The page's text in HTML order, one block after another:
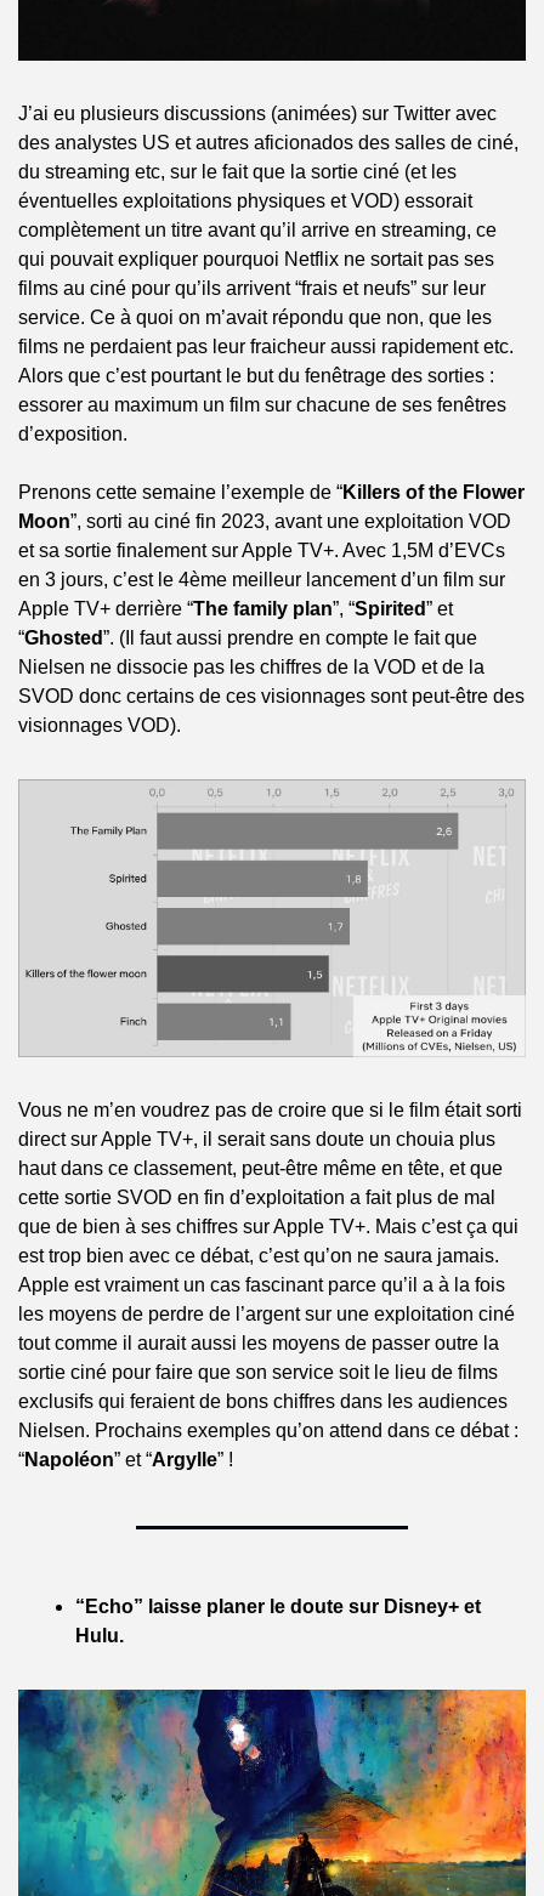
J’ai eu plusieurs discussions (animées) sur Twitter avec
des analystes US et autres aficionados des salles de ciné,
du streaming etc, sur le fait que la sortie ciné (et les
éventuelles exploitations physiques et VOD) essorait
complètement un titre avant qu’il arrive en streaming, ce
qui pouvait expliquer pourquoi Netflix ne sortait pas ses
films au ciné pour qu’ils arrivent “frais et neufs” sur leur
service. Ce à quoi on m’avait répondu que non, que les
films ne perdaient pas leur fraicheur aussi rapidement etc.
Alors que c’est pourtant le but du fenêtrage des sorties :
essorer au maximum un film sur chacune de ses fenêtres
d’exposition.
Prenons cette semaine l’exemple de “Killers of the Flower
Moon”, sorti au ciné fin 2023, avant une exploitation VOD
et sa sortie finalement sur Apple TV+. Avec 1,5M d’EVCs
en 3 jours, c’est le 4ème meilleur lancement d’un film sur
Apple TV+ derrière “The family plan”, “Spirited” et
“Ghosted”. (Il faut aussi prendre en compte le fait que
Nielsen ne dissocie pas les chiffres de la VOD et de la
SVOD donc certains de ces visionnages sont peut-être des
visionnages VOD).
Vous ne m’en voudrez pas de croire que si le film était sorti
direct sur Apple TV+, il serait sans doute un chouia plus
haut dans ce classement, peut-être même en tête, et que
cette sortie SVOD en fin d’exploitation a fait plus de mal
que de bien à ses chiffres sur Apple TV+. Mais c’est ça qui
est trop bien avec ce débat, c’est qu’on ne saura jamais.
Apple est vraiment un cas fascinant parce qu’il a à la fois
les moyens de perdre de l’argent sur une exploitation ciné
tout comme il aurait aussi les moyens de passer outre la
sortie ciné pour faire que son service soit le lieu de films
exclusifs qui feraient de bons chiffres dans les audiences
Nielsen. Prochains exemples qu’on attend dans ce débat :
“Napoléon” et “Argylle” !
“Echo” laisse planer le doute sur Disney+ et
Hulu.